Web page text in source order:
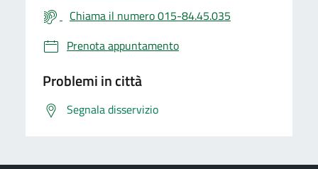
Chiama il numero 015-84.45.035
Prenota appuntamento
Problemi in città
Segnala disservizio